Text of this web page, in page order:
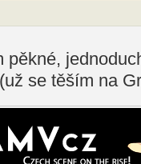
pěkné,
se těším na